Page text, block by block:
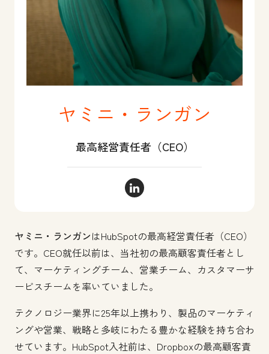
ヤミニ・ランガン
最高経営責任者（CEO）
ヤミニ・ランガン LinkedIn
ヤミニ・ランガンはHubSpotの最高経営責任者（CEO）
です。CEO就任以前は、当社初の最高顧客責任者とし
て、マーケティングチーム、営業チーム、カスタマーサ
ービスチームを率いていました。
テクノロジー業界に25年以上携わり、製品のマーケティ
ングや営業、戦略と多岐にわたる豊かな経験を持ち合わ
せています。HubSpot入社前は、Dropboxの最高顧客責